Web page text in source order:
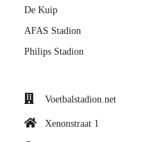
De Kuip
AFAS Stadion
Philips Stadion
Voetbalstadion.net
Xenonstraat 1